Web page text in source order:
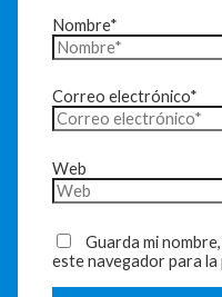
Nombre*
Correo electrónico*
Web
Guarda mi
este navegador para la